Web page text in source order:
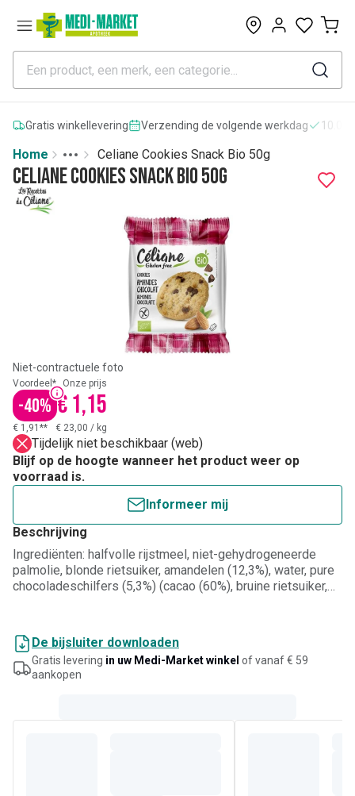
0
Gratis winkellevering Verzending de volgende werkdag
Home
More
Toggle menu
Celiane Cookies Snack Bio 50g
Celiane Cookies Snack Bio 50g
Niet-contractuele foto
Voordeel*
-40%
Onze prijs
€ 1,15
€ 1,91** € 23,00 / kg
Tijdelijk niet beschikbaar (web)
Blijf op de hoogte wanneer het product weer op
voorraad is.
Informeer mij
Beschrijving
Ingrediënten: halfvolle rijstmeel, niet-gehydrogeneerde
palmolie, blonde rietsuiker, amandelen (12,3%), water, pure
chocoladeschilfers (5,3%) (cacao (60%), bruine rietsuiker,
verdikkingsmiddel: xanthaangom, bakpoeder:
ammoniumcarbonaat, zeewier (Lithothamnium calcareum).
Zonder gluten, zonder melk, zonder conserveermiddelen,
zonder kleurstoffen. Bio.
De bijsluiter downloaden
Gratis levering in uw Medi-Market winkel of vanaf € 59
aankopen